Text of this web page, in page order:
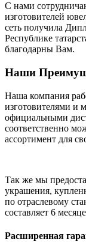
С нами
изготовителей
сеть получила
Республике
благодарны Вам.
Наши
Наша компания
изготовителями и
официальными
соответственно
ассортимент для
Так же мы
украшения,
по отраслевому
составляет 6
Расширенная